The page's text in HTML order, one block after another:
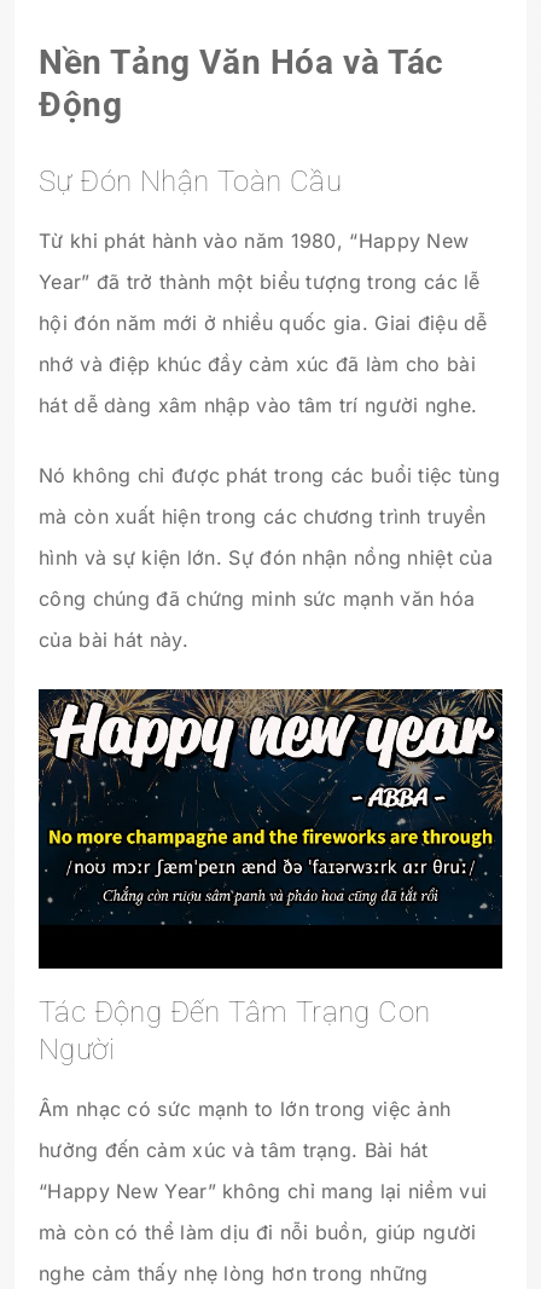
Nền Tảng Văn Hóa và Tác
Động
Sự Đón Nhận Toàn Cầu
Từ khi phát hành vào năm 1980, “Happy New
Year” đã trở thành một biểu tượng trong các lễ
hội đón năm mới ở nhiều quốc gia. Giai điệu dễ
nhớ và điệp khúc đầy cảm xúc đã làm cho bài
hát dễ dàng xâm nhập vào tâm trí người nghe.
Nó không chỉ được phát trong các buổi tiệc tùng
mà còn xuất hiện trong các chương trình truyền
hình và sự kiện lớn. Sự đón nhận nồng nhiệt của
công chúng đã chứng minh sức mạnh văn hóa
của bài hát này.
Tác Động Đến Tâm Trạng Con
Người
Âm nhạc có sức mạnh to lớn trong việc ảnh
hưởng đến cảm xúc và tâm trạng. Bài hát
“Happy New Year” không chỉ mang lại niềm vui
mà còn có thể làm dịu đi nỗi buồn, giúp người
nghe cảm thấy nhẹ lòng hơn trong những